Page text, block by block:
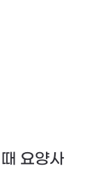
요양사